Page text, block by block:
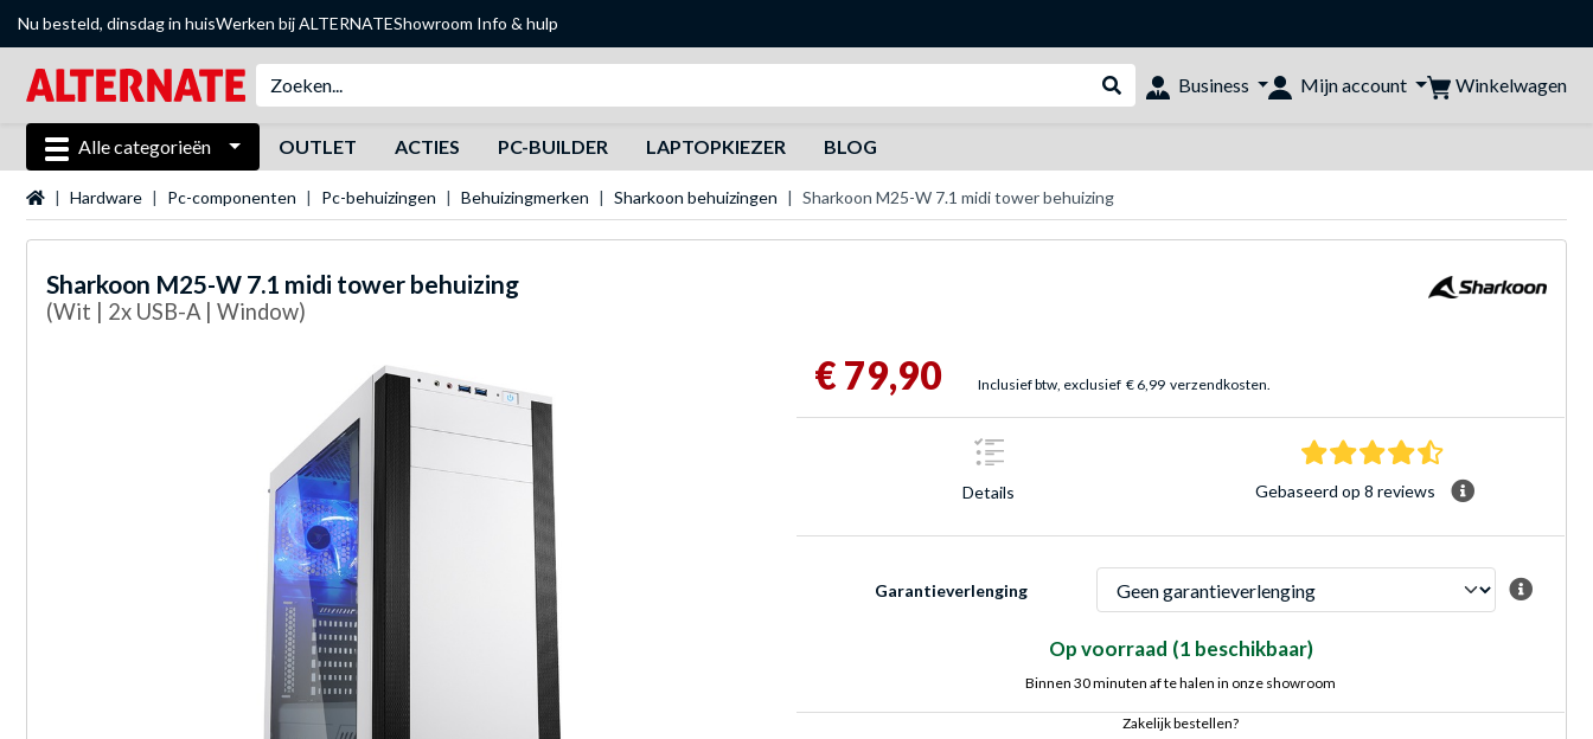
Nu besteld, dinsdag in huisWerken bij ALTERNATEShowroom Info & hulp
Webshop doorzoeken
Business Mijn account Winkelwagen
Alle categorieën OUTLET ACTIES PC-BUILDER LAPTOPKIEZER BLOG
Startpagina
Hardware Pc-componenten Pc-behuizingen Behuizingmerken Sharkoon behuizingen Sharkoon M25-W 7.1 midi tower behuizing
Sharkoon M25-W 7.1 midi tower behuizing
(Wit | 2x USB-A | Window)
€ 79,90 Inclusief btw, exclusief € 6,99 verzendkosten.
Details
4.4 sterren
Gebaseerd op 8 reviews
Garantieverlenging
Op voorraad (1 beschikbaar)
Binnen 30 minuten af te halen in onze showroom
Zakelijk bestellen?